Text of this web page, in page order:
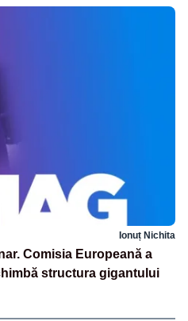
Ionuț Nichita
Comisia Europeană a
structura gigantului